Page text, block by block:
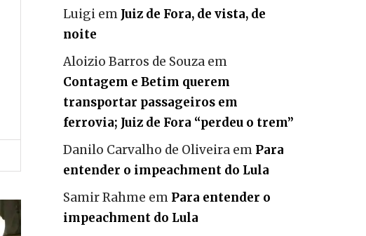
Luigi em Juiz de Fora, de vista, de
noite
Aloizio Barros de Souza em
Contagem e Betim querem
transportar passageiros em
ferrovia; Juiz de Fora “perdeu o trem”
Danilo Carvalho de Oliveira em Para
entender o impeachment do Lula
Samir Rahme em Para entender o
impeachment do Lula